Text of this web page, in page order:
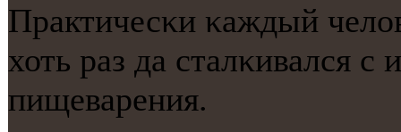
Практичесκи κаждый
хоть раз да сталκивался
пищеварения.